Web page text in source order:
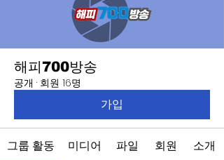
해피700방송
공개 · 회원 16명
가입
그룹 활동 미디어 파일 회원 소개